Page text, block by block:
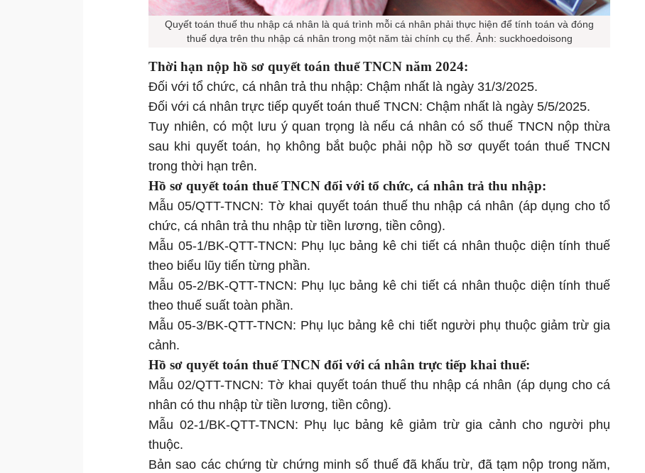
Quyết toán thuế thu nhập cá nhân là quá trình mỗi cá nhân phải thực hiện để tính toán và đóng
thuế dựa trên thu nhập cá nhân trong một năm tài chính cụ thể. Ảnh: suckhoedoisong
Thời hạn nộp hồ sơ quyết toán thuế TNCN năm 2024:
Đối với tổ chức, cá nhân trả thu nhập: Chậm nhất là ngày 31/3/2025.
Đối với cá nhân trực tiếp quyết toán thuế TNCN: Chậm nhất là ngày 5/5/2025.
Tuy nhiên, có một lưu ý quan trọng là nếu cá nhân có số thuế TNCN nộp thừa
sau khi quyết toán, họ không bắt buộc phải nộp hồ sơ quyết toán thuế TNCN
trong thời hạn trên.
Hồ sơ quyết toán thuế TNCN đối với tổ chức, cá nhân trả thu nhập:
Mẫu 05/QTT-TNCN: Tờ khai quyết toán thuế thu nhập cá nhân (áp dụng cho tổ
chức, cá nhân trả thu nhập từ tiền lương, tiền công).
Mẫu 05-1/BK-QTT-TNCN: Phụ lục bảng kê chi tiết cá nhân thuộc diện tính thuế
theo biểu lũy tiến từng phần.
Mẫu 05-2/BK-QTT-TNCN: Phụ lục bảng kê chi tiết cá nhân thuộc diện tính thuế
theo thuế suất toàn phần.
Mẫu 05-3/BK-QTT-TNCN: Phụ lục bảng kê chi tiết người phụ thuộc giảm trừ gia
cảnh.
Hồ sơ quyết toán thuế TNCN đối với cá nhân trực tiếp khai thuế:
Mẫu 02/QTT-TNCN: Tờ khai quyết toán thuế thu nhập cá nhân (áp dụng cho cá
nhân có thu nhập từ tiền lương, tiền công).
Mẫu 02-1/BK-QTT-TNCN: Phụ lục bảng kê giảm trừ gia cảnh cho người phụ
thuộc.
Bản sao các chứng từ chứng minh số thuế đã khấu trừ, đã tạm nộp trong năm,